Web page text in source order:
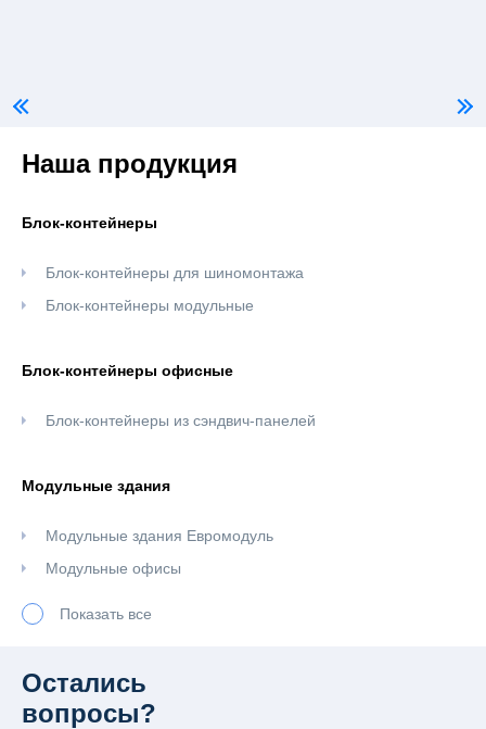
Наша продукция
Блок-контейнеры
Блок-контейнеры для шиномонтажа
Блок-контейнеры модульные
Блок-контейнеры офисные
Блок-контейнеры из сэндвич-панелей
Модульные здания
Модульные здания Евромодуль
Модульные офисы
Показать все
Остались
вопросы?